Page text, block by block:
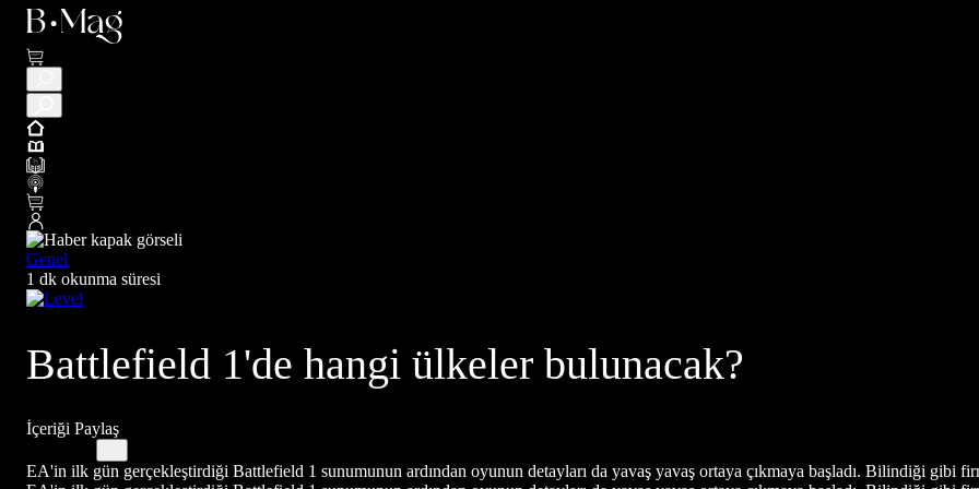
Genel
1 dk okunma süresi
Battlefield 1'de hangi ülkeler bulunacak?
İçeriği Paylaş
EA'in ilk gün gerçekleştirdiği Battlefield 1 sunumunun ardından oyunun detayları da yavaş yavaş ortaya çıkmaya başladı. Bilindiği gibi